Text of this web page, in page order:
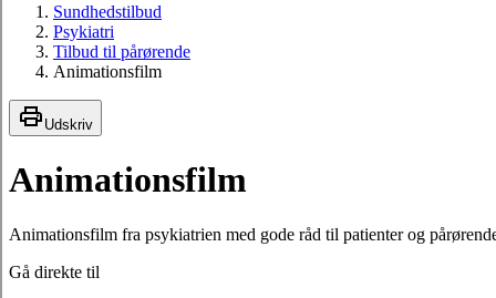
Sundhedstilbud
Psykiatri
Tilbud til pårørende
Animationsfilm
Udskriv
Animationsfilm
Animationsfilm fra psykiatrien med gode råd til patienter og
Gå direkte til